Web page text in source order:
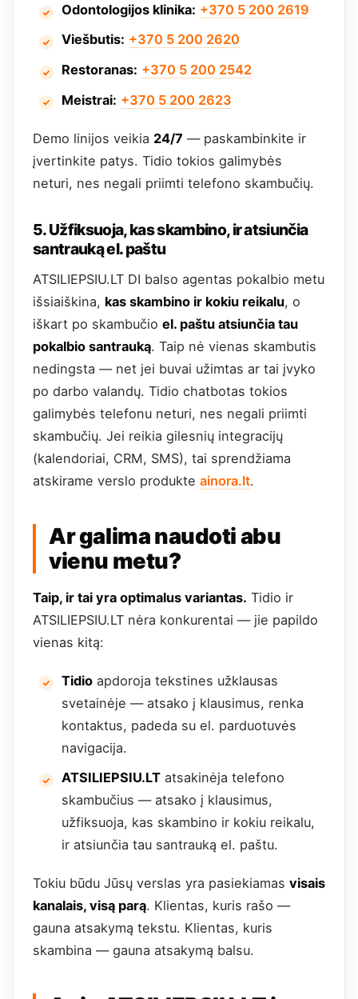
Odontologijos klinika: +370 5 200 2619
Viešbutis: +370 5 200 2620
Restoranas: +370 5 200 2542
Meistrai: +370 5 200 2623
Demo linijos veikia 24/7 — paskambinkite ir
įvertinkite patys. Tidio tokios galimybės
neturi, nes negali priimti telefono skambučių.
5. Užfiksuoja, kas skambino, ir atsiunčia
santrauką el. paštu
ATSILIEPSIU.LT DI balso agentas pokalbio metu
išsiaiškina, kas skambino ir kokiu reikalu, o
iškart po skambučio el. paštu atsiunčia tau
pokalbio santrauką. Taip nė vienas skambutis
nedingsta — net jei buvai užimtas ar tai įvyko
po darbo valandų. Tidio chatbotas tokios
galimybės telefonu neturi, nes negali priimti
skambučių. Jei reikia gilesnių integracijų
(kalendoriai, CRM, SMS), tai sprendžiama
atskirame verslo produkte ainora.lt.
Ar galima naudoti abu
vienu metu?
Taip, ir tai yra optimalus variantas. Tidio ir
ATSILIEPSIU.LT nėra konkurentai — jie papildo
vienas kitą:
Tidio apdoroja tekstines užklausas
svetainėje — atsako į klausimus, renka
kontaktus, padeda su el. parduotuvės
navigacija.
ATSILIEPSIU.LT atsakinėja telefono
skambučius — atsako į klausimus,
užfiksuoja, kas skambino ir kokiu reikalu,
ir atsiunčia tau santrauką el. paštu.
Tokiu būdu Jūsų verslas yra pasiekiamas visais
kanalais, visą parą. Klientas, kuris rašo —
gauna atsakymą tekstu. Klientas, kuris
skambina — gauna atsakymą balsu.